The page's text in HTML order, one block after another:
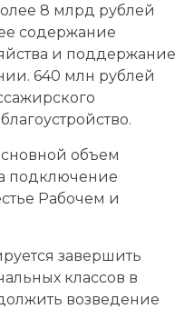
8 млрд рублей
содержание
и поддержание
640 млн рублей
объем
подключение
Рабочем и
завершить
классов в
возведение